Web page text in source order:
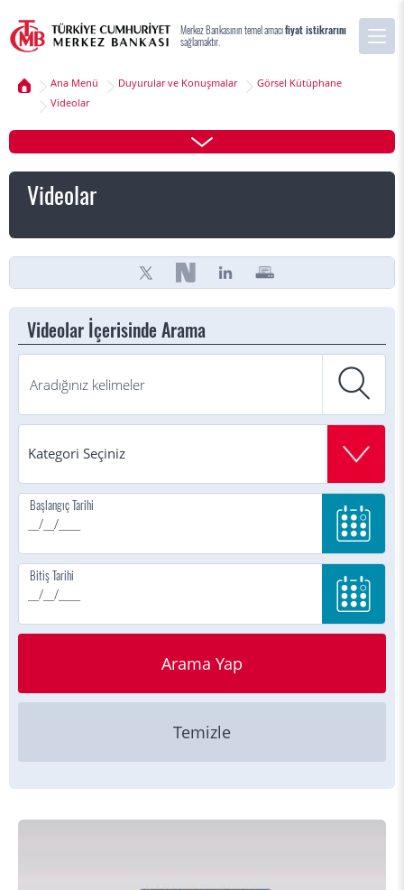
Merkez Bankasının temel amacıfiyat istikrarını
sağlamaktır.
Ana Menü Duyurular ve Konuşmalar
Görsel Kütüphane
Videolar
Videolar
Videolar İçerisinde Arama
Başlangıç Tarihi
Bitiş Tarihi